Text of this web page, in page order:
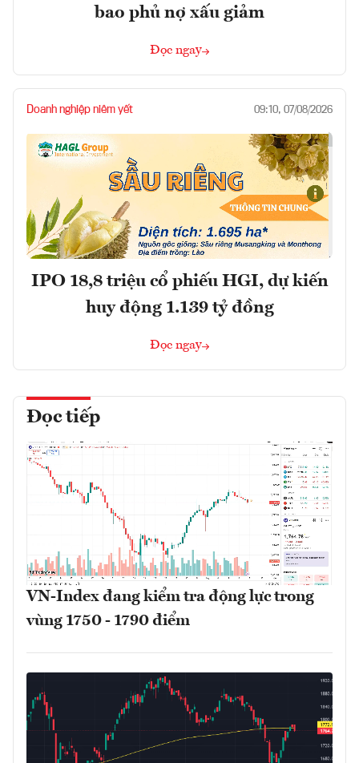
bao phủ nợ xấu giảm
Đọc ngay
Doanh nghiệp niêm yết 09:10, 07/08/2026
IPO 18,8 triệu cổ phiếu HGI, dự kiến
huy động 1.139 tỷ đồng
Đọc ngay
Đọc tiếp
VN-Index đang kiểm tra động lực trong
vùng 1750 - 1790 điểm